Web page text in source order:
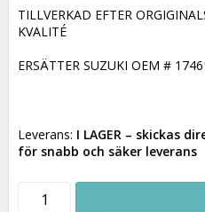
TILLVERKAD EFTER
KVALITÉ
ERSÄTTER SUZUKI OEM #
Leverans: I LAGER – skickas
för snabb och säker leverans